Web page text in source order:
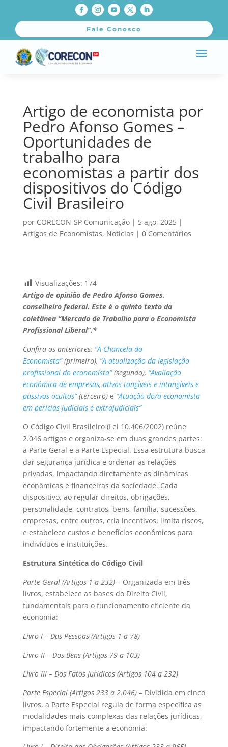
Fale Conosco
Artigo de economista por
Pedro Afonso Gomes –
Oportunidades de
trabalho para
economistas a partir dos
dispositivos do Código
Civil Brasileiro
por CORECON-SP Comunicação| 5 ago, 2025|
Artigos de Economistas, Notícias | 0 Comentários
Visualizações: 174
Artigo de opinião de Pedro Afonso Gomes,
conselheiro federal. Este é o quinto texto da
coletânea “Mercado de Trabalho para o Economista
Profissional Liberal”.*
Confira os anteriores: “A Chancela do
Economista”(primeiro), “A atualização da legislação
profissional do economista”(segundo), “Avaliação
econômica de empresas, ativos tangíveis e intangíveis e
passivos ocultos”(terceiro)e “Atuação do/a economista
em perícias judiciais e extrajudiciais”
O Código Civil Brasileiro (Lei 10.406/2002) reúne
2.046 artigos e organiza-se em duas grandes partes:
a Parte Geral e a Parte Especial. Essa estrutura busca
dar segurança jurídica e ordenar as relações
privadas, impactando diretamente as dinâmicas
econômicas e financeiras da sociedade. Cada
dispositivo, ao regular direitos, obrigações,
personalidade, contratos, bens, família, sucessões,
empresas, entre outros, cria incentivos, limita riscos,
e estabelece custos e benefícios econômicos para
indivíduos e instituições.
Estrutura Sintética do Código Civil
Parte Geral (Artigos 1 a 232) – Organizada em três
livros, estabelece as bases do Direito Civil,
fundamentais para o funcionamento eficiente da
economia:
Livro I – Das Pessoas (Artigos 1 a 78)
Livro II – Dos Bens (Artigos 79 a 103)
Livro III – Dos Fatos Jurídicos (Artigos 104 a 232)
Parte Especial (Artigos 233 a 2.046) – Dividida em cinco
livros, a Parte Especial regula de forma específica as
modalidades mais complexas das relações jurídicas,
impactando fortemente a economia: